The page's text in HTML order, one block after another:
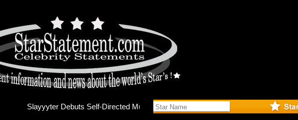
Slayyyter